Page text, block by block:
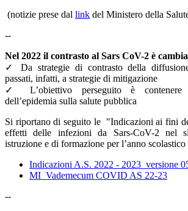
(notizie prese dal link del Ministero della
--
Nel 2022 il contrasto al Sars CoV-2 è
✓ Da strategie di contrasto della
passati, infatti, a strategie di mitigazione
✓ L’obiettivo perseguito è contenere
dell’epidemia sulla salute pubblica
Si riportano di seguito le "Indicazioni ai fini
effetti delle infezioni da Sars-CoV-2 nel
istruzione e di formazione per l’anno
Indicazioni A.S. 2022 - 2023_versione
MI_Vademecum COVID AS 22-23
--